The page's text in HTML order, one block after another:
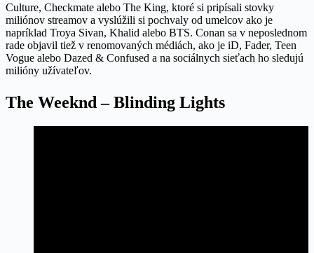
Culture, Checkmate alebo The King, ktoré si pripísali stovky
miliónov streamov a vyslúžili si pochvaly od umelcov ako je
napríklad Troya Sivan, Khalid alebo BTS. Conan sa v neposlednom
rade objavil tiež v renomovaných médiách, ako je iD, Fader, Teen
Vogue alebo Dazed & Confused a na sociálnych sieťach ho sledujú
milióny užívateľov.
The Weeknd – Blinding Lights